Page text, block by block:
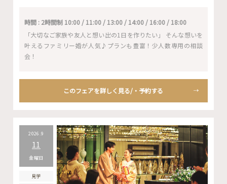
時間 : 2時間制 10:00 / 11:00 / 13:00 / 14:00 / 16:00 / 18:00
「大切なご家族や友人と想い出の1日を作りたい」 そんな想いを
叶えるファミリー婚が人気♪プランも豊富！少人数専用の相談
会！
このフェアを詳しく見る/・予約する
2026.9
11
金曜日
見学